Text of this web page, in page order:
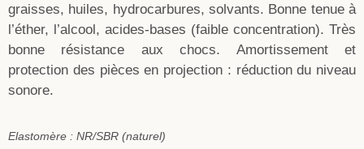
graisses, huiles, hydrocarbures, solvants. Bonne tenue à
l’éther, l’alcool, acides-bases (faible concentration). Très
bonne résistance aux chocs. Amortissement et
protection des pièces en projection : réduction du niveau
sonore.
Elastomère : NR/SBR (naturel)